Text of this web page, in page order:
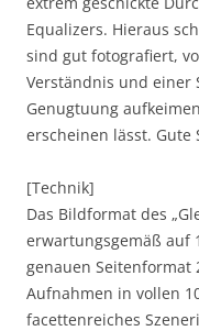
Equalizers. Hieraus
sind gut fotografiert,
Verständnis und
Genugtuung
erscheinen lässt. Gute
[Technik]
Das Bildformat des
erwartungsgemäß auf
genauen Seitenformat
Aufnahmen in vollen
facettenreiches